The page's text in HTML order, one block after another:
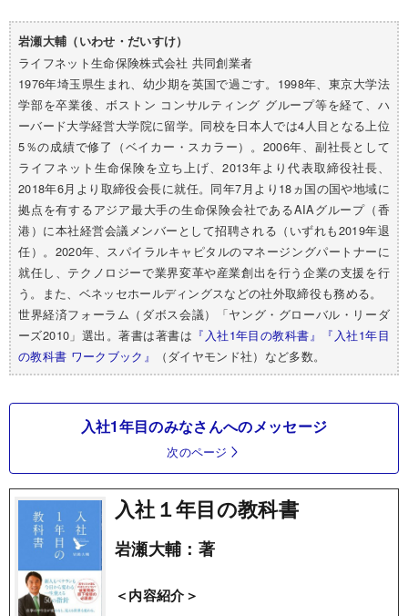
岩瀬大輔（いわせ・だいすけ）
ライフネット生命保険株式会社 共同創業者
1976年埼玉県生まれ、幼少期を英国で過ごす。1998年、東京大学法
学部を卒業後、ボストン コンサルティング グループ等を経て、ハ
ーバード大学経営大学院に留学。同校を日本人では4人目となる上位
5％の成績で修了（ベイカー・スカラー）。2006年、副社長として
ライフネット生命保険を立ち上げ、2013年より代表取締役社長、
2018年6月より取締役会長に就任。同年7月より18ヵ国の国や地域に
拠点を有するアジア最大手の生命保険会社であるAIAグループ（香
港）に本社経営会議メンバーとして招聘される（いずれも2019年退
任）。2020年、スパイラルキャピタルのマネージングパートナーに
就任し、テクノロジーで業界変革や産業創出を行う企業の支援を行
う。また、ベネッセホールディングスなどの社外取締役も務める。
世界経済フォーラム（ダボス会議）「ヤング・グローバル・リーダ
ーズ2010」選出。著書は著書は 『入社1年目の教科書』
『入社1年目
の教科書 ワークブック』
（ダイヤモンド社）など多数。
入社1年目のみなさんへのメッセージ
次のページ
入社１年目の教科書
岩瀬大輔：著
＜内容紹介＞